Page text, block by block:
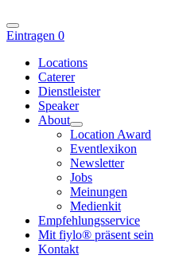
Eintragen 0
Locations
Caterer
Dienstleister
Speaker
About
Location Award
Eventlexikon
Newsletter
Jobs
Meinungen
Medienkit
Empfehlungsservice
Mit fiylo® präsent sein
Kontakt